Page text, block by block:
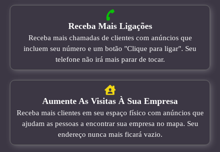
Receba Mais Ligações
Receba mais chamadas de clientes com anúncios que
incluem seu número e um botão "Clique para ligar". Seu
telefone não irá mais parar de tocar.
Aumente As Visitas À Sua Empresa
Receba mais clientes em seu espaço físico com anúncios que
ajudam as pessoas a encontrar sua empresa no mapa. Seu
endereço nunca mais ficará vazio.